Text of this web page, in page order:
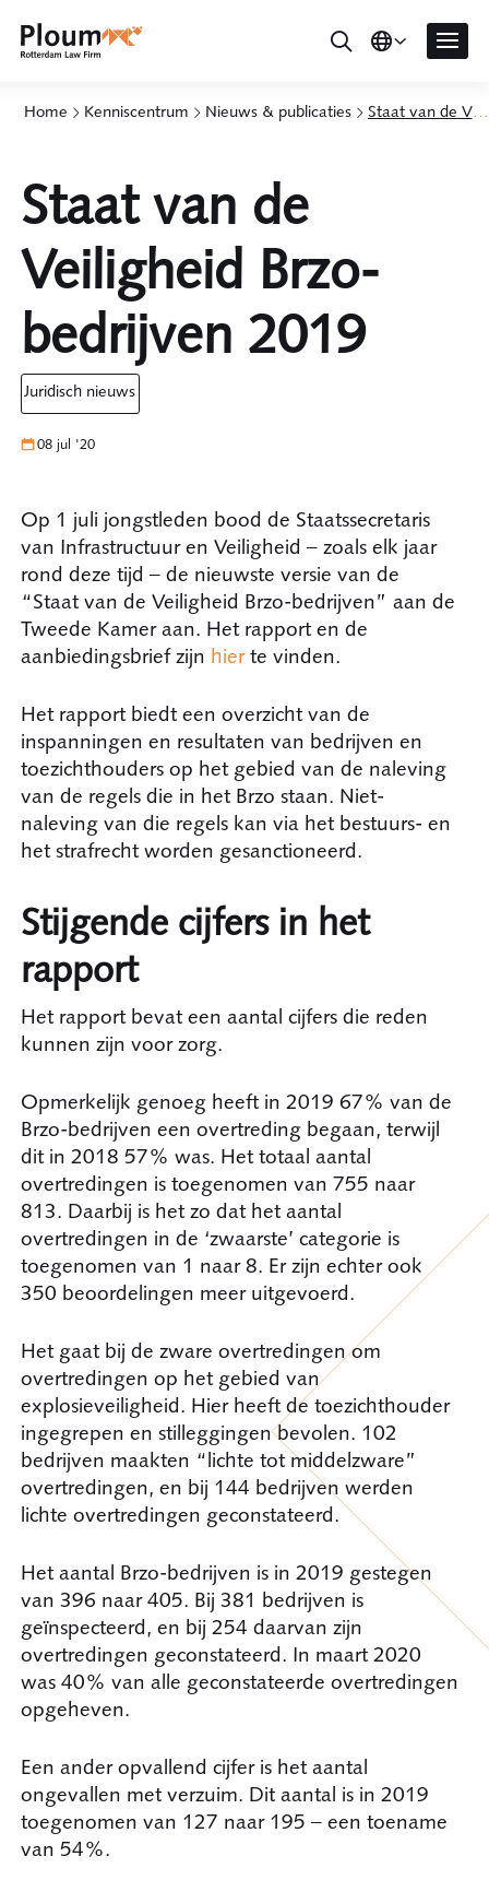
Home Kenniscentrum Nieuws & publicaties Staat van de Veiligheid Brzo-bedrijven 2019
Staat van de
Veiligheid Brzo-
bedrijven 2019
juridisch nieuws
08 jul '20
Op 1 juli jongstleden bood de Staatssecretaris
van Infrastructuur en Veiligheid – zoals elk jaar
rond deze tijd – de nieuwste versie van de
“Staat van de Veiligheid Brzo-bedrijven” aan de
Tweede Kamer aan. Het rapport en de
aanbiedingsbrief zijn hierte vinden.
Het rapport biedt een overzicht van de
inspanningen en resultaten van bedrijven en
toezichthouders op het gebied van de naleving
van de regels die in het Brzo staan. Niet-
naleving van die regels kan via het bestuurs- en
het strafrecht worden gesanctioneerd.
Stijgende cijfers in het
rapport
Het rapport bevat een aantal cijfers die reden
kunnen zijn voor zorg.
Opmerkelijk genoeg heeft in 2019 67% van de
Brzo-bedrijven een overtreding begaan, terwijl
dit in 2018 57% was. Het totaal aantal
overtredingen is toegenomen van 755 naar
813. Daarbij is het zo dat het aantal
overtredingen in de ‘zwaarste’ categorie is
toegenomen van 1 naar 8. Er zijn echter ook
350 beoordelingen meer uitgevoerd.
Het gaat bij de zware overtredingen om
overtredingen op het gebied van
explosieveiligheid. Hier heeft de toezichthouder
ingegrepen en stilleggingen bevolen. 102
bedrijven maakten “lichte tot middelzware”
overtredingen, en bij 144 bedrijven werden
lichte overtredingen geconstateerd.
Het aantal Brzo-bedrijven is in 2019 gestegen
van 396 naar 405. Bij 381 bedrijven is
geïnspecteerd, en bij 254 daarvan zijn
overtredingen geconstateerd. In maart 2020
was 40% van alle geconstateerde overtredingen
opgeheven.
Een ander opvallend cijfer is het aantal
ongevallen met verzuim. Dit aantal is in 2019
toegenomen van 127 naar 195 – een toename
van 54%.